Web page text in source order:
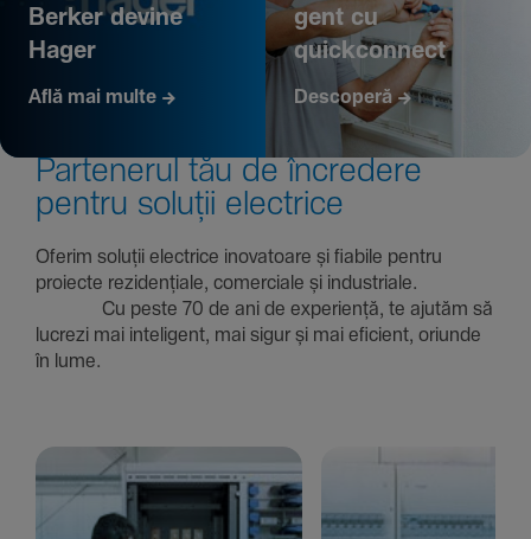
Berker devine
Hager
Află mai multe
gent cu
quickconnect
Descoperă
Parte­nerul tău de încre­dere
pentru soluții electrice
Oferim soluții electrice inova­toare și fiabile pentru
proiecte rezi­den­țiale, comer­ciale și indus­triale.
Cu peste 70 de ani de expe­riență, te ajutăm să
lucrezi mai inte­li­gent, mai sigur și mai eficient, oriunde
în lume.